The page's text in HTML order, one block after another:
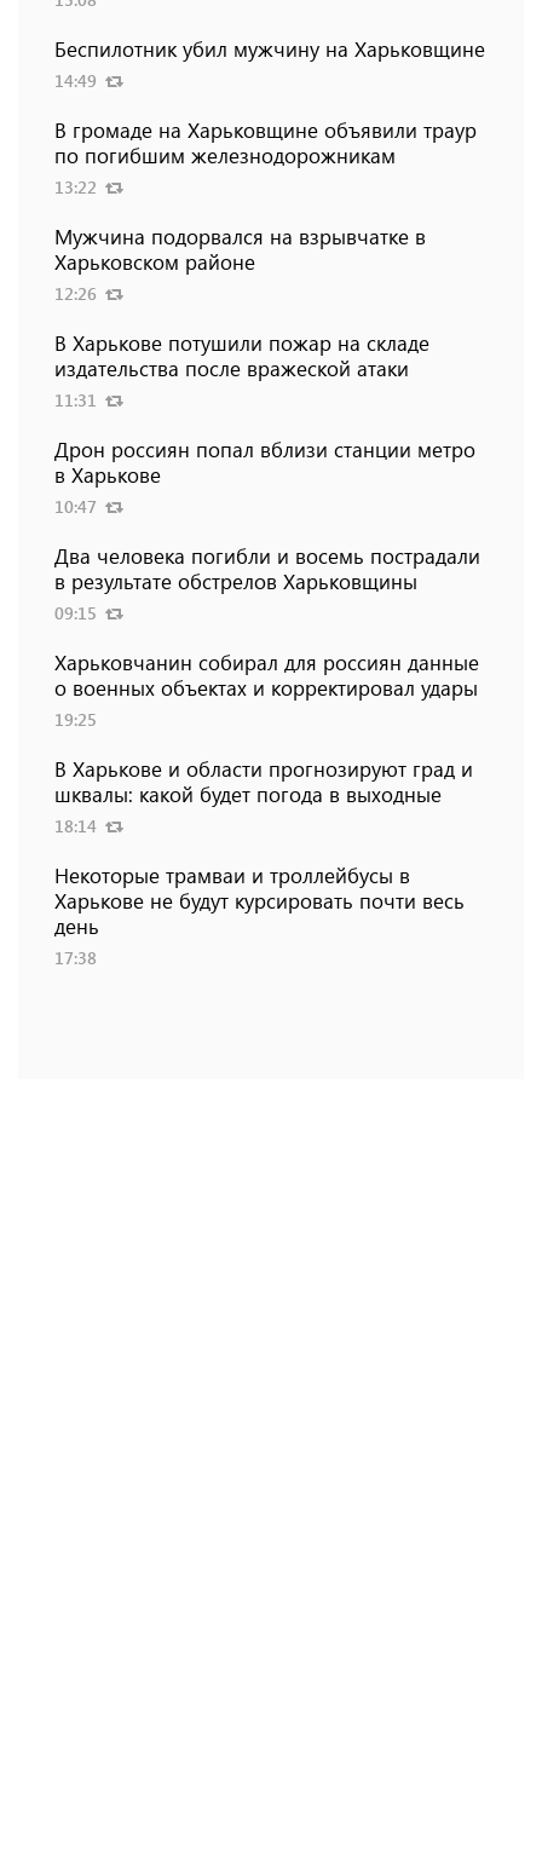
Беспилотник убил мужчину на Харьковщине
14:49
В громаде на Харьковщине объявили траур
по погибшим железнодорожникам
13:22
Мужчина подорвался на взрывчатке в
Харьковском районе
12:26
В Харькове потушили пожар на складе
издательства после вражеской атаки
11:31
Дрон россиян попал вблизи станции метро
в Харькове
10:47
Два человека погибли и восемь пострадали
в результате обстрелов Харьковщины
09:15
Харьковчанин собирал для россиян данные
о военных объектах и ​​корректировал удары
19:25
В Харькове и области прогнозируют град и
шквалы: какой будет погода в выходные
18:14
Некоторые трамваи и троллейбусы в
Харькове не будут курсировать почти весь
день
17:38